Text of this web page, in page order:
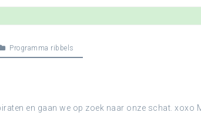
Programma ribbels
en gaan we op zoek naar onze schat. xoxo